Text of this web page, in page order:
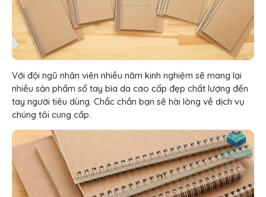
Với đội ngũ nhân viên nhiều năm kinh nghiệm sẽ mang lại
nhiều sản phẩm sổ tay bìa da cao cấp đẹp chất lượng đến
tay người tiêu dùng. Chắc chắn bạn sẽ hài lòng về dịch vụ
chúng tôi cung cấp.